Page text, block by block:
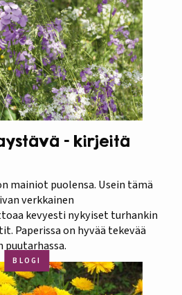
– kirjeitä
mainiot puolensa. Usein tämä
verkkainen
kevyesti nykyiset turhankin
Paperissa on hyvää tekevää
puutarhassa.
BLOGI